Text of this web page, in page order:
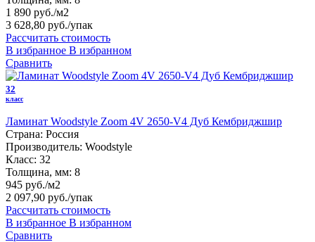
1 890 руб./м2
3 628,80 руб./упак
Рассчитать стоимость
В избранное В избранном
Сравнить
32
класс
Ламинат Woodstyle Zoom 4V 2650-V4 Дуб Кембриджшир
Страна: Россия
Производитель: Woodstyle
Класс: 32
Толщина, мм: 8
945 руб./м2
2 097,90 руб./упак
Рассчитать стоимость
В избранное В избранном
Сравнить